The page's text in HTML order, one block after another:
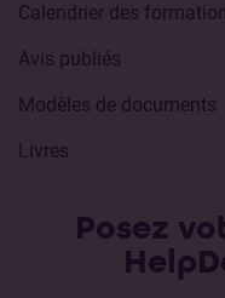
Calendrier des
Avis publiés
Modèles de documents
Livres
Posez